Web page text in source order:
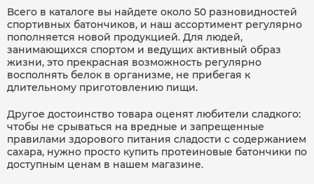
Всего в каталоге вы найдете около 50 разновидностей
спортивных батончиков, и наш ассортимент регулярно
пополняется новой продукцией. Для людей,
занимающихся спортом и ведущих активный образ
жизни, это прекрасная возможность регулярно
восполнять белок в организме, не прибегая к
длительному приготовлению пищи.
Другое достоинство товара оценят любители сладкого:
чтобы не срываться на вредные и запрещенные
правилами здорового питания сладости с содержанием
сахара, нужно просто купить протеиновые батончики по
доступным ценам в нашем магазине.